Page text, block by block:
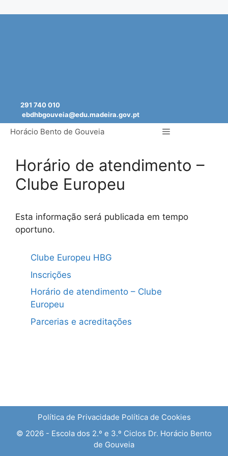
291 740 010
ebdhbgouveia@edu.madeira.gov.pt
Horácio Bento de Gouveia Menu
Horário de atendimento –
Clube Europeu
Esta informação será publicada em tempo
oportuno.
Clube Europeu HBG
Inscrições
Horário de atendimento – Clube
Europeu
Parcerias e acreditações
Política de Privacidade Política de Cookies
© 2026 - Escola dos 2.º e 3.º Ciclos Dr. Horácio Bento
de Gouveia